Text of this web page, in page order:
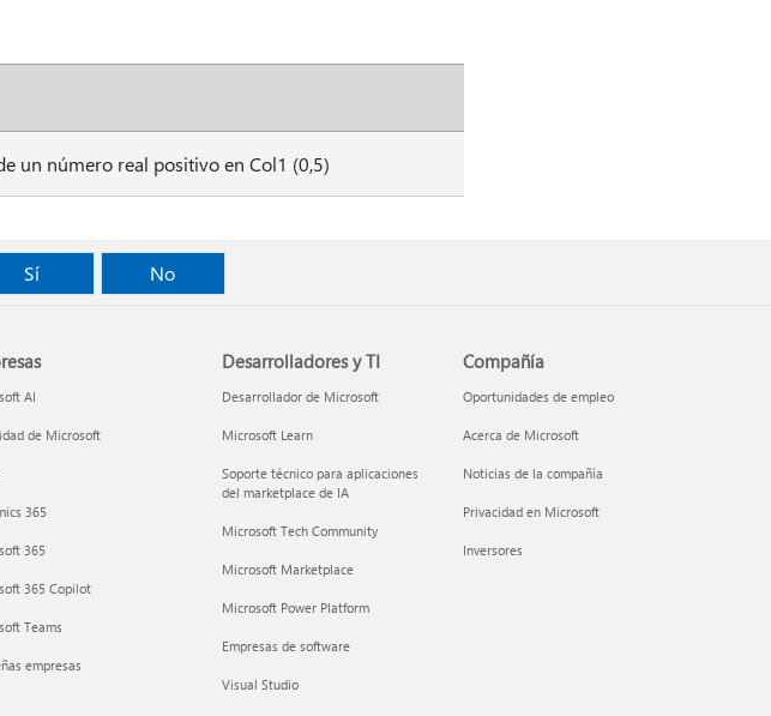
un número real positivo en Col1 (0,5)
Sí No
AI
de Microsoft
365
365
365 Copilot
Teams
empresas
Desarrolladores y TI
Desarrollador de Microsoft
Microsoft Learn
Soporte técnico para aplicaciones
del marketplace de IA
Microsoft Tech Community
Microsoft Marketplace
Microsoft Power Platform
Empresas de software
Visual Studio
Compañía
Oportunidades de empleo
Acerca de Microsoft
Noticias de la compañía
Privacidad en Microsoft
Inversores